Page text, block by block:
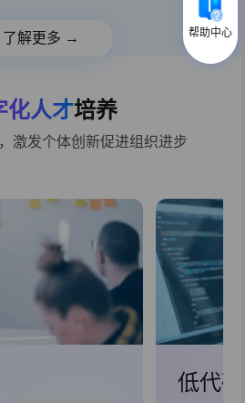
了解更多 →
化人才培养
激发个体创新促进组织进步
低代
帮助中心